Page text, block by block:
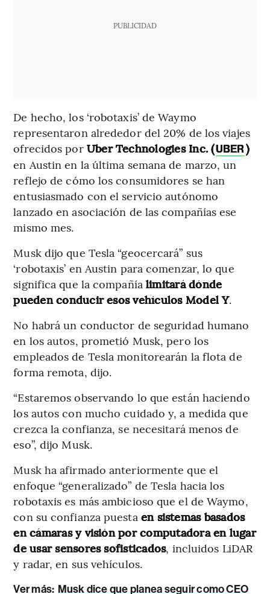
PUBLICIDAD
De hecho, los ‘robotaxis’ de Waymo
representaron alrededor del 20% de los viajes
ofrecidos por Uber Technologies Inc. (UBER)
en Austin en la última semana de marzo, un
reflejo de cómo los consumidores se han
entusiasmado con el servicio autónomo
lanzado en asociación de las compañías ese
mismo mes.
Musk dijo que Tesla “geocercará” sus
‘robotaxis’ en Austin para comenzar, lo que
significa que la compañía limitará dónde
pueden conducir esos vehículos Model Y.
No habrá un conductor de seguridad humano
en los autos, prometió Musk, pero los
empleados de Tesla monitorearán la flota de
forma remota, dijo.
“Estaremos observando lo que están haciendo
los autos con mucho cuidado y, a medida que
crezca la confianza, se necesitará menos de
eso”, dijo Musk.
Musk ha afirmado anteriormente que el
enfoque “generalizado” de Tesla hacia los
robotaxis es más ambicioso que el de Waymo,
con su confianza puesta en sistemas basados
en cámaras y visión por computadora en lugar
de usar sensores sofisticados, incluidos LiDAR
y radar, en sus vehículos.
Ver más: Musk dice que planea seguir como CEO